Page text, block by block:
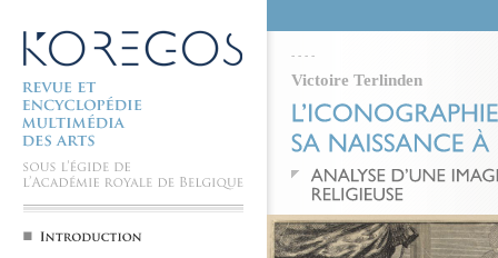
- - - -
Victoire Terlinden